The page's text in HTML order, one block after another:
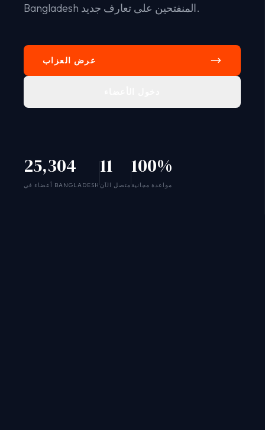
Bangladesh المنفتحين على تعارف جديد.
عرض العزاب
25,304
أعضاء في BANGLADESH
11
متصل الآن
100%
مواعدة مجانية